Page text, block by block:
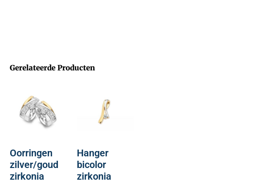
Gerelateerde Producten
Oorringen
zilver/goud
zirkonia
Hanger
bicolor
zirkonia